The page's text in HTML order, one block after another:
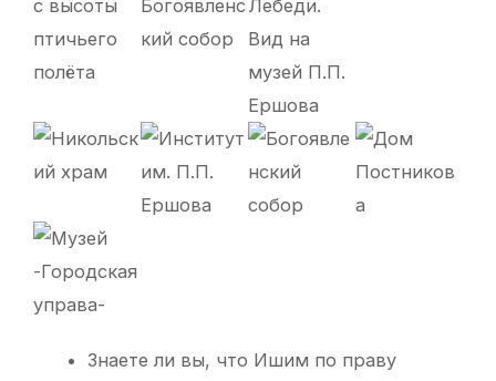
Знаете ли вы, что Ишим по праву